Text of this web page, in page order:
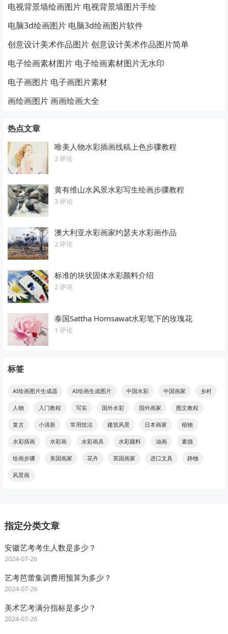
电视背景墙绘画图片 电视背景墙图片手绘
电脑3d绘画图片 电脑3d绘画图片软件
创意设计美术作品图片 创意设计美术作品图片简单
电子绘画素材图片 电子绘画素材图片无水印
电子画图片 电子画图片素材
画绘画图片 画画绘画大全
热点文章
唯美人物水彩插画线稿上色步骤教程
3 评论
黄有维山水风景水彩写生绘画步骤教程
3 评论
澳大利亚水彩画家约瑟夫水彩画作品
2 评论
标准的块状固体水彩颜料介绍
2 评论
泰国Sattha Homsawat水彩笔下的玫瑰花
1 评论
标签
AI绘画图片生成器 AI绘画生成图片 中国水彩 中国画家 乡村
人物 入门教程 写实 国外水彩 国外画家 图文教程
复古 小清新 常用技法 建筑风景 日本画家 植物
水彩插画 水彩画 水彩画具 水彩颜料 油画 素描
绘画步骤 美国画家 花卉 英国画家 进口文具 静物
风景画
指定分类文章
安徽艺考考生人数是多少？
2024-07-26
艺考芭蕾集训费用预算为多少？
2024-07-26
美术艺考满分指标是多少？
2024-07-26